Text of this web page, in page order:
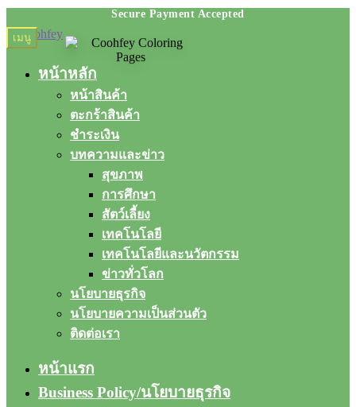
Skip
to
Skip
to
เมนู
หน้าหลัก
หน้าสินค้า
ตะกร้าสินค้า
ชำระเงิน
บทความและข่าว
สุขภาพ
การศึกษา
สัตว์เลี้ยง
เทคโนโลยี
เทคโนโลยีและนวัตกรรม
ข่าวทั่วโลก
นโยบายธุรกิจ
นโยบายความเป็นส่วนตัว
ติดต่อเรา
หน้าแรก
Business Policy/นโยบายธุรกิจ